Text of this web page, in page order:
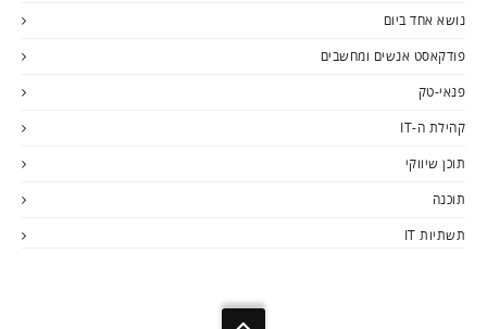
נושא אחד ביום
פודקאסט אנשים ומחשבים
פנאי-טק
קהילת ה-IT
תוכן שיווקי
תוכנה
תשתיות IT